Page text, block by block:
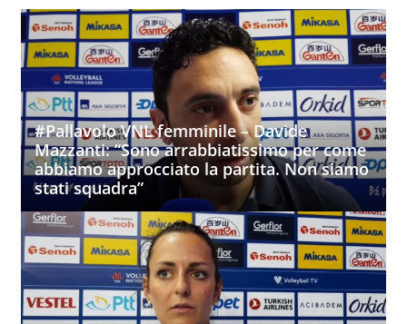
#Pallavolo VNL femminile – Davide
Mazzanti: “Sono arrabbiatissimo per come
abbiamo approcciato la partita. Non siamo
stati squadra”